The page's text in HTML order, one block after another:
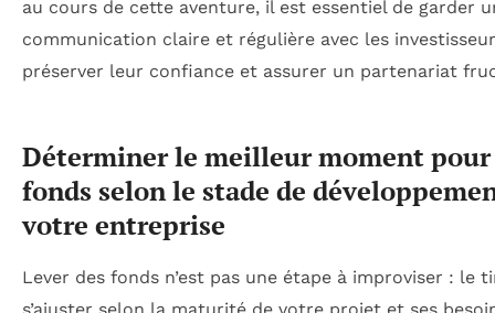
au cours de cette aventure, il est essentiel de garder
communication claire et régulière avec les
préserver leur confiance et assurer un partenariat
Déterminer le meilleur moment pour
fonds selon le stade de
votre entreprise
Lever des fonds n’est pas une étape à improviser : le